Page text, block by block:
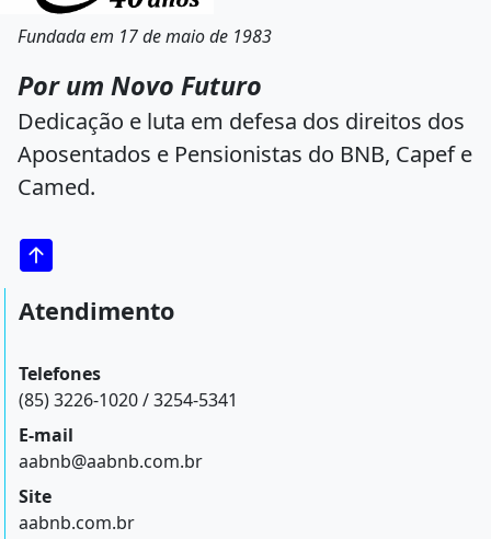
Fundada em 17 de maio de 1983
Por um Novo Futuro
Dedicação e luta em defesa dos direitos dos
Aposentados e Pensionistas do BNB, Capef e
Camed.
Atendimento
Telefones
(85) 3226-1020 / 3254-5341
E-mail
aabnb@aabnb.com.br
Site
aabnb.com.br